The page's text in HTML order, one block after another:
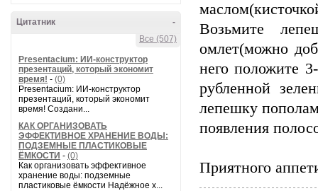
-
Цитатник
Все (507)
Presentacium: ИИ‑конструктор
презентаций, который экономит
время! - (0)
Presentacium: ИИ‑конструктор
презентаций, который экономит
время! Создани...
КАК ОРГАНИЗОВАТЬ
ЭФФЕКТИВНОЕ ХРАНЕНИЕ ВОДЫ:
ПОДЗЕМНЫЕ ПЛАСТИКОВЫЕ
ЁМКОСТИ - (0)
Как организовать эффективное
хранение воды: подземные
пластиковые ёмкости Надёжное х...
Возьмите
омлет(можно
него положите
рубленной
лепешку
появления
Приятного